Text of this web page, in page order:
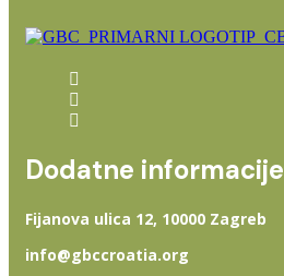
Dodatne informacije
Fijanova ulica 12, 10000 Zagreb
info@gbccroatia.org